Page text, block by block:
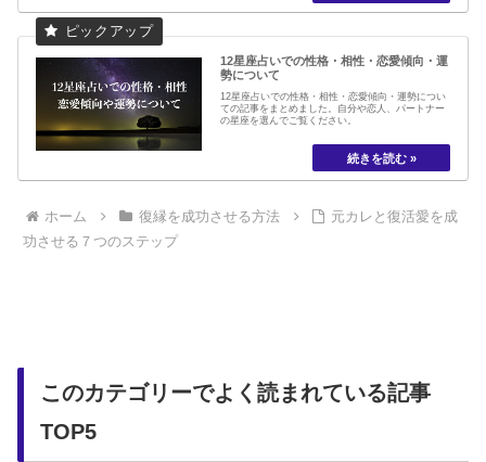
12星座占いでの性格・相性・恋愛傾向・運
勢について
12星座占いでの性格・相性・恋愛傾向・運勢につい
ての記事をまとめました。自分や恋人、パートナー
の星座を選んでご覧ください。
ホーム 復縁を成功させる方法
元カレと復活愛を成
功させる７つのステップ
このカテゴリーでよく読まれている記事
TOP5